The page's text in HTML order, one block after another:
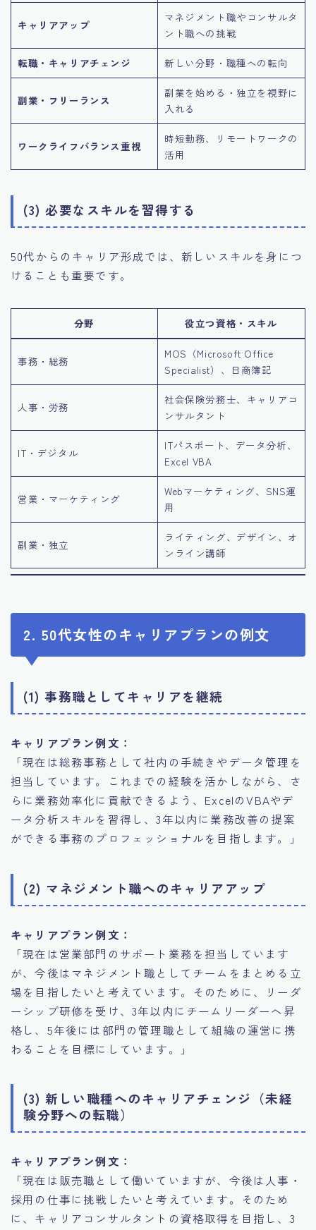
キャリアアップ
マネジメント職やコンサルタ
ント職への挑戦
転職・キャリアチェンジ 新しい分野・職種への転向
副業・フリーランス
副業を始める・独立を視野に
入れる
ワークライフバランス重視
時短勤務、リモートワークの
活用
(3) 必要なスキルを習得する
50代からのキャリア形成では、新しいスキルを身につ
けることも重要です。
分野 役立つ資格・スキル
事務・総務
MOS（Microsoft Office
Specialist）、日商簿記
人事・労務
社会保険労務士、キャリアコ
ンサルタント
IT・デジタル
ITパスポート、データ分析、
Excel VBA
営業・マーケティング
Webマーケティング、SNS運
用
副業・独立
ライティング、デザイン、オ
ンライン講師
2. 50代女性のキャリアプランの例文
(1) 事務職としてキャリアを継続
キャリアプラン例文：
「現在は総務事務として社内の手続きやデータ管理を
担当しています。これまでの経験を活かしながら、さ
らに業務効率化に貢献できるよう、ExcelのVBAやデ
ータ分析スキルを習得し、3年以内に業務改善の提案
ができる事務のプロフェッショナルを目指します。」
(2) マネジメント職へのキャリアアップ
キャリアプラン例文：
「現在は営業部門のサポート業務を担当しています
が、今後はマネジメント職としてチームをまとめる立
場を目指したいと考えています。そのために、リーダ
ーシップ研修を受け、3年以内にチームリーダーへ昇
格し、5年後には部門の管理職として組織の運営に携
わることを目標にしています。」
(3) 新しい職種へのキャリアチェンジ（未経
験分野への転職）
キャリアプラン例文：
「現在は販売職として働いていますが、今後は人事・
採用の仕事に挑戦したいと考えています。そのため
に、キャリアコンサルタントの資格取得を目指し、3